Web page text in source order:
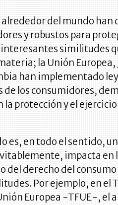
del mundo han
y robustos para
similitudes
la Unión Europea,
han implementado
de los consumidores,
la protección y el
es, en todo el sentido,
impacta en
del derecho del consumo
Por ejemplo, en el
Europea -TFUE-, el